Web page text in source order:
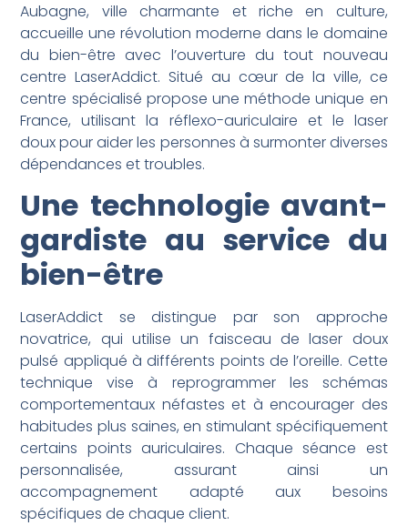
Aubagne, ville charmante et riche en culture,
accueille une révolution moderne dans le domaine
du bien-être avec l’ouverture du tout nouveau
centre LaserAddict. Situé au cœur de la ville, ce
centre spécialisé propose une méthode unique en
France, utilisant la réflexo-auriculaire et le laser
doux pour aider les personnes à surmonter diverses
dépendances et troubles.
Une technologie avant-
gardiste au service du
bien-être
LaserAddict se distingue par son approche
novatrice, qui utilise un faisceau de laser doux
pulsé appliqué à différents points de l’oreille. Cette
technique vise à reprogrammer les schémas
comportementaux néfastes et à encourager des
habitudes plus saines, en stimulant spécifiquement
certains points auriculaires. Chaque séance est
personnalisée, assurant ainsi un
accompagnement adapté aux besoins
spécifiques de chaque client.